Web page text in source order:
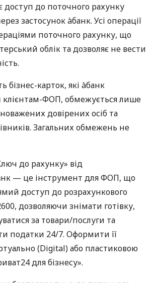
доступ до поточного рахунку
застосунок àбанк. Усі операції
поточного рахунку, що
облік та дозволяє не вести
бізнес-карток, які àбанк
клієнтам-ФОП, обмежується лише
довірених осіб та
Загальних обмежень не
до рахунку» від
— це інструмент для ФОП, що
доступ до розрахункового
дозволяючи знімати готівку,
за товари/послуги та
податки 24/7. Оформити її
(Digital) або пластиковою
для бізнесу».